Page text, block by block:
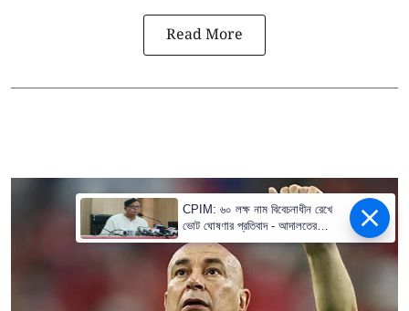
Read More
CPIM: ৬০ লক্ষ নাম বিবেচনাধীন রেখে
ভোট ঘোষণার প্রতিবাদ - আদালতের
দ্বারস্থ হবে সিপিআইএম